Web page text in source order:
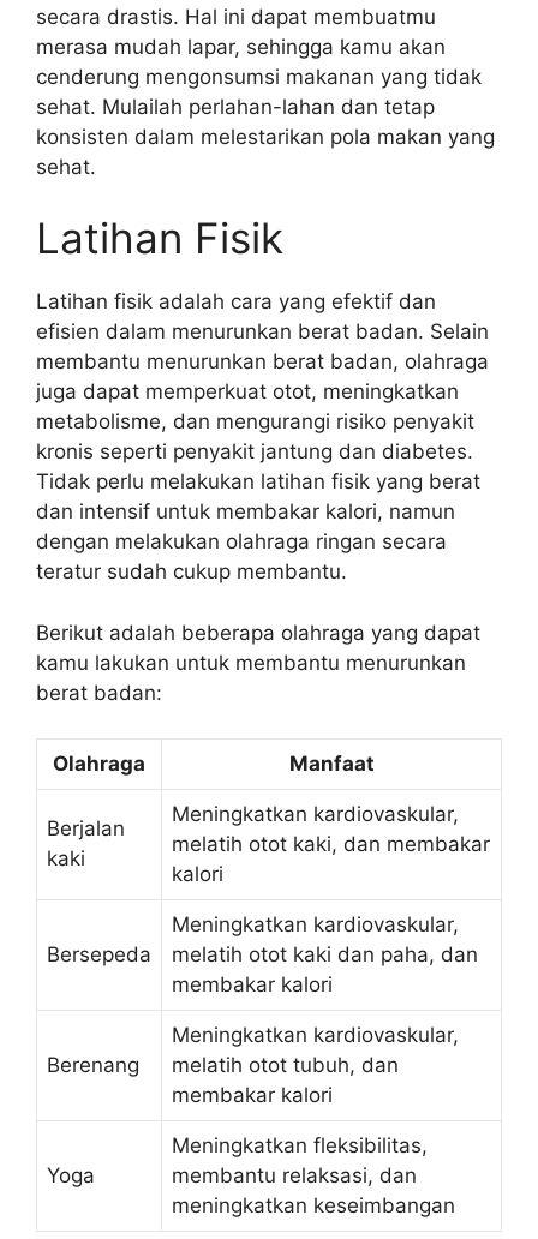
secara drastis. Hal ini dapat membuatmu
merasa mudah lapar, sehingga kamu akan
cenderung mengonsumsi makanan yang tidak
sehat. Mulailah perlahan-lahan dan tetap
konsisten dalam melestarikan pola makan yang
sehat.
Latihan Fisik
Latihan fisik adalah cara yang efektif dan
efisien dalam menurunkan berat badan. Selain
membantu menurunkan berat badan, olahraga
juga dapat memperkuat otot, meningkatkan
metabolisme, dan mengurangi risiko penyakit
kronis seperti penyakit jantung dan diabetes.
Tidak perlu melakukan latihan fisik yang berat
dan intensif untuk membakar kalori, namun
dengan melakukan olahraga ringan secara
teratur sudah cukup membantu.
Berikut adalah beberapa olahraga yang dapat
kamu lakukan untuk membantu menurunkan
berat badan:
Olahraga Manfaat
Berjalan
kaki
Meningkatkan kardiovaskular,
melatih otot kaki, dan membakar
kalori
Bersepeda
Meningkatkan kardiovaskular,
melatih otot kaki dan paha, dan
membakar kalori
Berenang
Meningkatkan kardiovaskular,
melatih otot tubuh, dan
membakar kalori
Yoga
Meningkatkan fleksibilitas,
membantu relaksasi, dan
meningkatkan keseimbangan